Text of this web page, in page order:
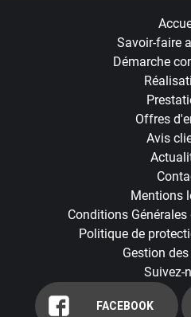
Savoir-faire
Démarche
Offres
Avis
Mentions
Conditions
Politique de
Gestion
Suivez-
FACEBOOK